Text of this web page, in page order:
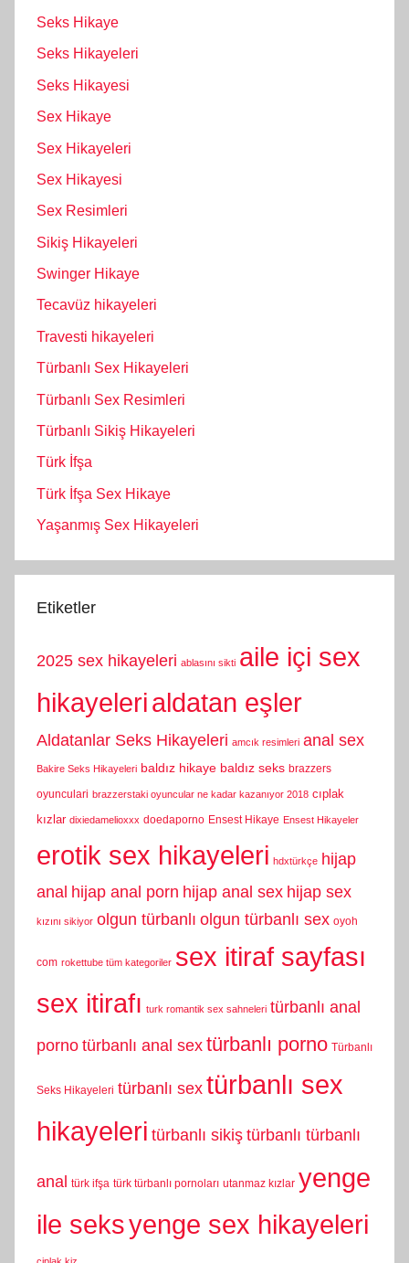
Seks Hikaye
Seks Hikayeleri
Seks Hikayesi
Sex Hikaye
Sex Hikayeleri
Sex Hikayesi
Sex Resimleri
Sikiş Hikayeleri
Swinger Hikaye
Tecavüz hikayeleri
Travesti hikayeleri
Türbanlı Sex Hikayeleri
Türbanlı Sex Resimleri
Türbanlı Sikiş Hikayeleri
Türk İfşa
Türk İfşa Sex Hikaye
Yaşanmış Sex Hikayeleri
Etiketler
2025 sex hikayeleri ablasını sikti aile içi sex
hikayelerialdatan eşler
Aldatanlar Seks Hikayeleri amcık resimleri anal sex
Bakire Seks Hikayeleri baldız hikaye baldız seks brazzers
oyunculari brazzerstaki oyuncular ne kadar kazanıyor 2018 cıplak
kızlar dixiedamelioxxx doedaporno Ensest Hikaye Ensest Hikayeler
erotik sex hikayeleri hdxtürkçe hijap
anal hijap anal porn hijap anal sex hijap sex
kızını sikiyor olgun türbanlı olgun türbanlı sex oyoh
com rokettube tüm kategoriler sex itiraf sayfası
sex itirafı turk romantik sex sahneleri türbanlı anal
porno türbanlı anal sex türbanlı porno Türbanlı
Seks Hikayeleri türbanlı sex türbanlı sex
hikayeleri türbanlı sikiş türbanlı türbanlı
anal türk ifşa türk türbanlı pornoları utanmaz kızlar yenge
ile seksyenge sex hikayeleri